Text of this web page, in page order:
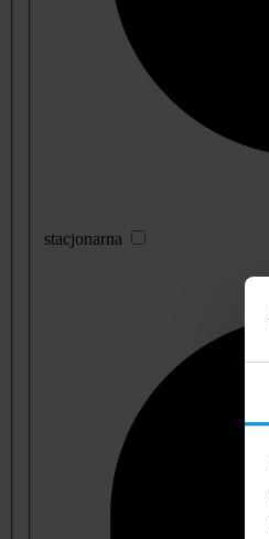
stacjonarna